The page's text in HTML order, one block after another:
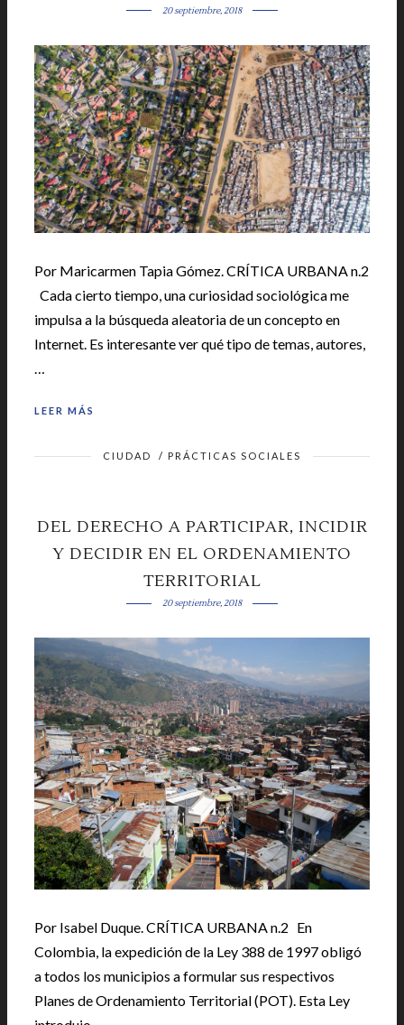
20 septiembre, 2018
Por Maricarmen Tapia Gómez. CRÍTICA URBANA n.2
Cada cierto tiempo, una curiosidad sociológica me
impulsa a la búsqueda aleatoria de un concepto en
Internet. Es interesante ver qué tipo de temas, autores,
…
LEER MÁS
CIUDAD / PRÁCTICAS SOCIALES
DEL DERECHO A PARTICIPAR, INCIDIR
Y DECIDIR EN EL ORDENAMIENTO
TERRITORIAL
20 septiembre, 2018
Por Isabel Duque. CRÍTICA URBANA n.2 En
Colombia, la expedición de la Ley 388 de 1997 obligó
a todos los municipios a formular sus respectivos
Planes de Ordenamiento Territorial (POT). Esta Ley